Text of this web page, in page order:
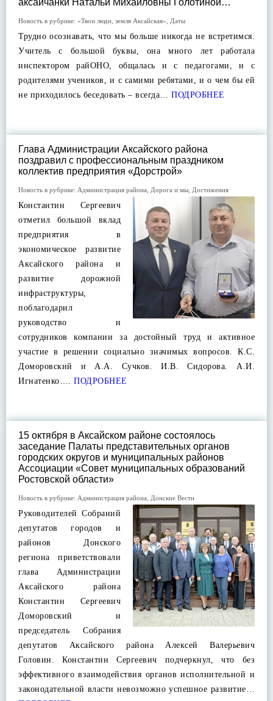
аксайчанки Натальи Михайловны Голотиной…
Новость в рубрике: «Твои люди, земля Аксайская» Даты
Трудно осознавать, что мы больше никогда не встретимся.
Учитель с большой буквы, она много лет работала
инспектором райОНО, общалась и с педагогами, и с
родителями учеников, и с самими ребятами, и о чем бы ей
не приходилось беседовать – всегда… ПОДРОБНЕЕ
Глава Администрации Аксайского района
поздравил с профессиональным праздником
коллектив предприятия «Дорстрой»
Новость в рубрике: Администрация района Дорога и мы Достижения
Константин Сергеевич
отметил большой вклад
предприятия в
экономическое развитие
Аксайского района и
развитие дорожной
инфраструктуры,
поблагодарил
руководство и
сотрудников компании за достойный труд и активное
участие в решении социально значимых вопросов. К.С.
Доморовский и А.А. Сучков. И.В. Сидорова. А.И.
Игнатенко…. ПОДРОБНЕЕ
15 октября в Аксайском районе состоялось
заседание Палаты представительных органов
городских округов и муниципальных районов
Ассоциации «Совет муниципальных образований
Ростовской области»
Новость в рубрике: Администрация района Донские Вести
Руководителей Собраний
депутатов городов и
районов Донского
региона приветствовали
глава Администрации
Аксайского района
Константин Сергеевич
Доморовский и
председатель Собрания
депутатов Аксайского района Алексей Валерьевич
Головин. Константин Сергеевич подчеркнул, что без
эффективного взаимодействия органов исполнительной и
законодательной власти невозможно успешное развитие…